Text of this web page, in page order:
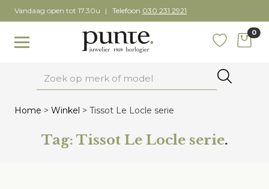
Skip
to
content
Vandaag open tot 17.30u Telefoon 030 231 2921
Toggle navigation
0
Home > Winkel > Tissot Le Locle serie
Tag: Tissot Le Locle serie.